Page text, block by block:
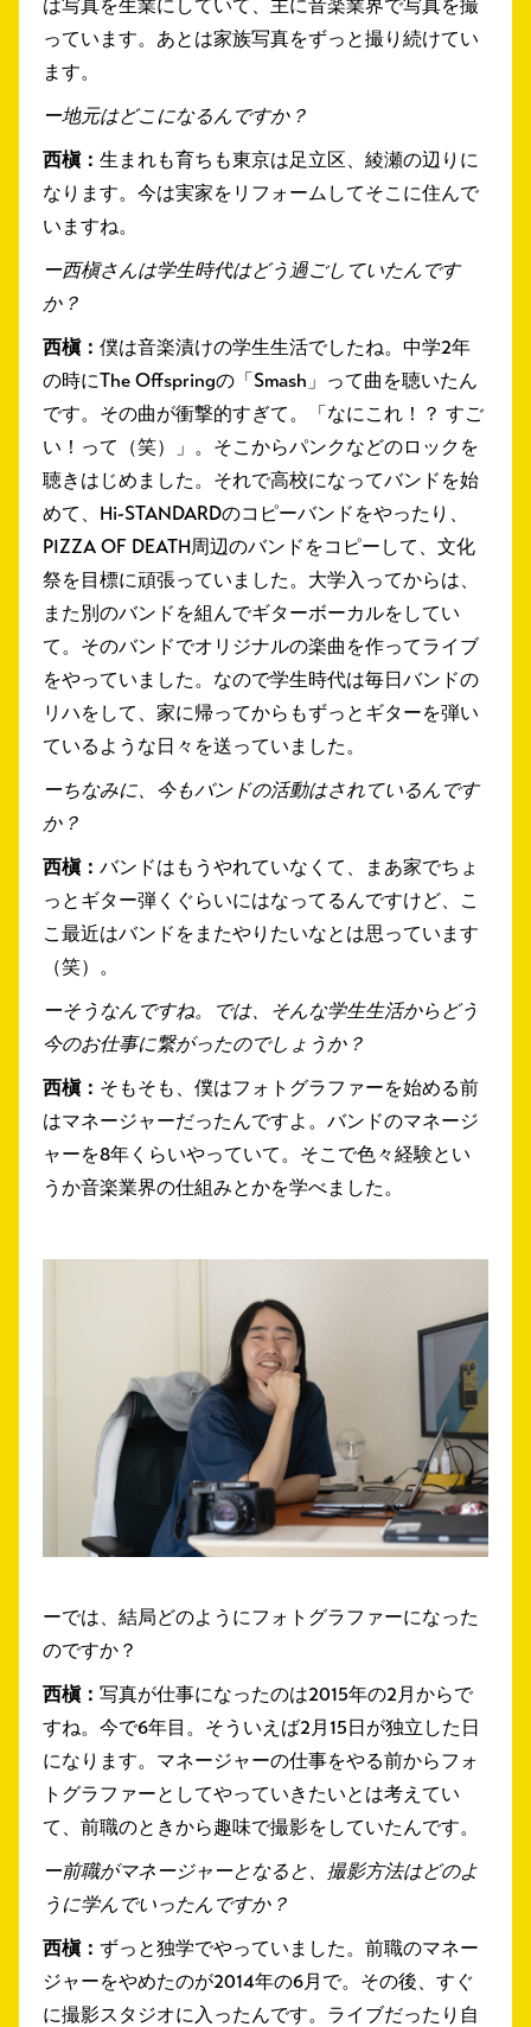
は写真を生業にしていて、主に音楽業界で写真を撮
っています。あとは家族写真をずっと撮り続けてい
ます。
ー地元はどこになるんですか？
西槇： 生まれも育ちも東京は足立区、綾瀬の辺りに
なります。今は実家をリフォームしてそこに住んで
いますね。
ー西槇さんは学生時代はどう過ごしていたんです
か？
西槇： 僕は音楽漬けの学生生活でしたね。中学2年
の時にThe Offspringの「Smash」って曲を聴いたん
です。その曲が衝撃的すぎて。「なにこれ！？ すご
い！って（笑）」。そこからパンクなどのロックを
聴きはじめました。それで高校になってバンドを始
めて、Hi-STANDARDのコピーバンドをやったり、
PIZZA OF DEATH周辺のバンドをコピーして、文化
祭を目標に頑張っていました。大学入ってからは、
また別のバンドを組んでギターボーカルをしてい
て。そのバンドでオリジナルの楽曲を作ってライブ
をやっていました。なので学生時代は毎日バンドの
リハをして、家に帰ってからもずっとギターを弾い
ているような日々を送っていました。
ーちなみに、今もバンドの活動はされているんです
か？
西槇： バンドはもうやれていなくて、まあ家でちょ
っとギター弾くぐらいにはなってるんですけど、こ
こ最近はバンドをまたやりたいなとは思っています
（笑）。
ーそうなんですね。では、そんな学生生活からどう
今のお仕事に繋がったのでしょうか？
西槇： そもそも、僕はフォトグラファーを始める前
はマネージャーだったんですよ。バンドのマネージ
ャーを8年くらいやっていて。そこで色々経験とい
うか音楽業界の仕組みとかを学べました。
ーでは、結局どのようにフォトグラファーになった
のですか？
西槇： 写真が仕事になったのは2015年の2月からで
すね。今で6年目。そういえば2月15日が独立した日
になります。マネージャーの仕事をやる前からフォ
トグラファーとしてやっていきたいとは考えてい
て、前職のときから趣味で撮影をしていたんです。
ー前職がマネージャーとなると、撮影方法はどのよ
うに学んでいったんですか？
西槇： ずっと独学でやっていました。前職のマネー
ジャーをやめたのが2014年の6月で。その後、すぐ
に撮影スタジオに入ったんです。ライブだったり自